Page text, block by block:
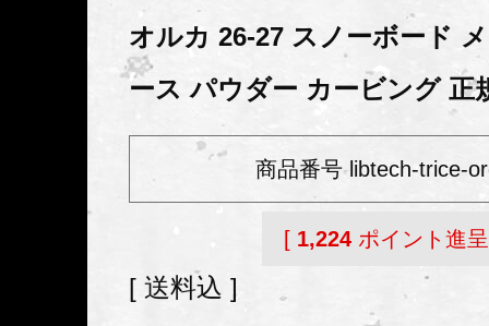
オルカ 26-27 スノーボード
ース パウダー カービング 正
商品番号 libtech-trice-
[ 1,224 ポイント進
送料込